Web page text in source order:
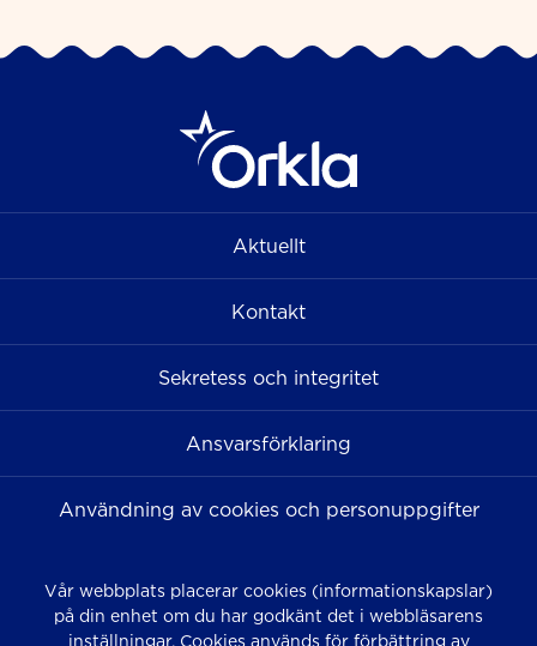
Aktuellt
Kontakt
Sekretess och integritet
Ansvarsförklaring
Användning av cookies och personuppgifter
Vår webbplats placerar cookies (informationskapslar)
på din enhet om du har godkänt det i webbläsarens
inställningar. Cookies används för förbättring av